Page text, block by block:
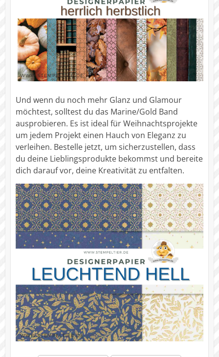
Und wenn du noch mehr Glanz und Glamour
möchtest, solltest du das Marine/Gold Band
ausprobieren. Es ist ideal für Weihnachtsprojekte
um jedem Projekt einen Hauch von Eleganz zu
verleihen. Bestelle jetzt, um sicherzustellen, dass
du deine Lieblingsprodukte bekommst und bereite
dich darauf vor, deine Kreativität zu entfalten.